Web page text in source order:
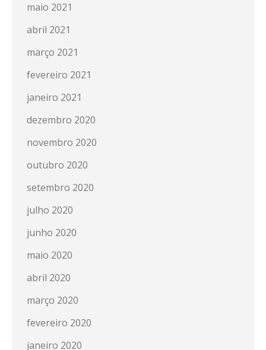
maio 2021
abril 2021
março 2021
fevereiro 2021
janeiro 2021
dezembro 2020
novembro 2020
outubro 2020
setembro 2020
julho 2020
junho 2020
maio 2020
abril 2020
março 2020
fevereiro 2020
janeiro 2020